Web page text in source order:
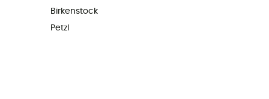
Birkenstock
Petzl